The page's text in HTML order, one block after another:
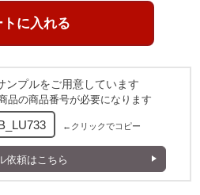
ンプルをご用意しています
品の商品番号が必要になります
←クリックでコピー
依頼はこちら